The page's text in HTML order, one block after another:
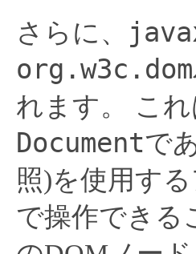
さらに、
org.w3c.dom
れます。
これ
Documentで
照)を使用す
で操作できる